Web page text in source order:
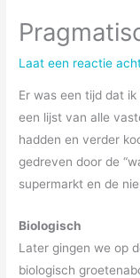
Laat een reactie
Er was een tijd dat
een lijst van alle
hadden en verder
gedreven door de
supermarkt en de
Biologisch
Later gingen we op
biologisch